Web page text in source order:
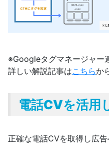
※Googleタグマネージャー
詳しい解説記事はこちらか
電話CVを活用
正確な電話CVを取得し広告